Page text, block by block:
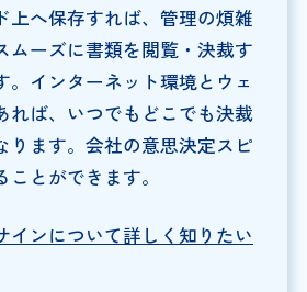
上へ保存すれば、管理の煩雑
ムーズに書類を閲覧・決裁す
。インターネット環境とウェ
れば、いつでもどこでも決裁
ります。会社の意思決定スピ
とができます。
インについて詳しく知りたい